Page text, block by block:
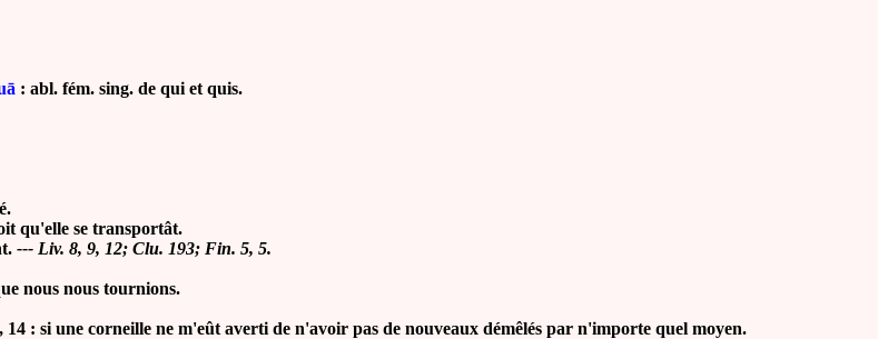
: abl. fém. sing. de qui et quis.
qu'elle se transportât.
--- Liv. 8, 9, 12; Clu. 193; Fin. 5, 5.
nous nous tournions.
si une corneille ne m'eût averti de n'avoir pas de nouveaux démêlés par n'importe quel moyen.